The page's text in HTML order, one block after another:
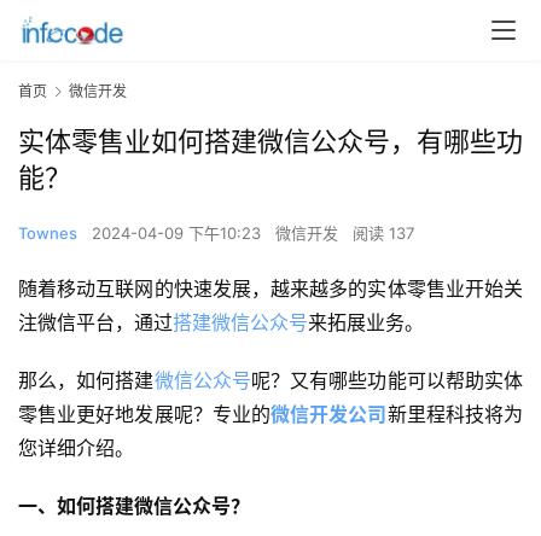
首页 微信开发
实体零售业如何搭建微信公众号，有哪些功
能？
Townes 2024-04-09 下午10:23 微信开发 阅读 137
随着移动互联网的快速发展，越来越多的实体零售业开始关
注微信平台，通过搭建微信公众号来拓展业务。
那么，如何搭建微信公众号呢？又有哪些功能可以帮助实体
零售业更好地发展呢？专业的微信开发公司新里程科技将为
您详细介绍。
一、如何搭建微信公众号？